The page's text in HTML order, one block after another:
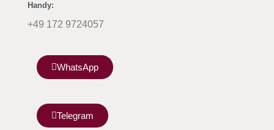
Handy:
+49 172 9724057
WhatsApp
Telegram